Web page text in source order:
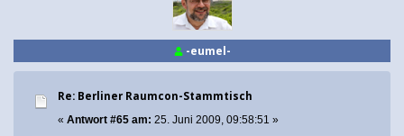
-eumel-
Re: Berliner Raumcon-Stammtisch
« Antwort #65 am: 25. Juni 2009, 09:58:51 »